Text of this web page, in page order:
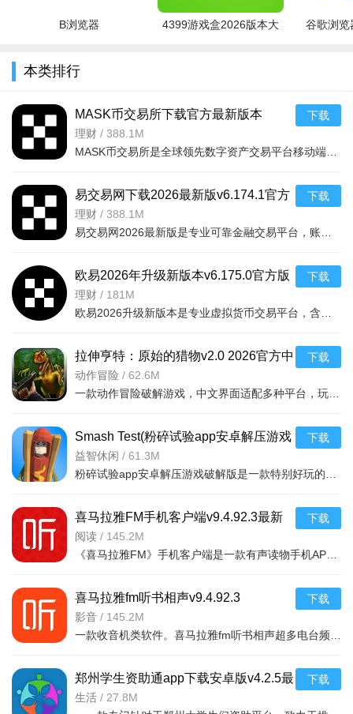
1、业务互动，意见交流更专业
2、分类改版，查询商品更方便
3、详情修订，下单流程更快捷
4、首页优化，结构功能更清晰
软件优势
B浏览器
4399游戏盒2026版本大
谷歌浏览
本类排行
MASK币交易所下载官方最新版本
v6.160.0官方版
理财 / 388.1M
下载
易交易网下载2026最新版v6.174.1官方
版
理财 / 388.1M
下载
欧易2026年升级新版本v6.175.0官方版
理财 / 181M
下载
拉伸亨特：原始的猎物v2.0 2026官方中
文版
动作冒险 / 62.6M
下载
Smash Test(粉碎试验app安卓解压游戏
破解版)v1.2
益智休闲 / 61.3M
下载
喜马拉雅FM手机客户端v9.4.92.3最新
版
阅读 / 145.2M
下载
喜马拉雅fm听书相声v9.4.92.3
影音 / 145.2M
下载
郑州学生资助通app下载安卓版v4.2.5最
新版
生活 / 27.8M
下载